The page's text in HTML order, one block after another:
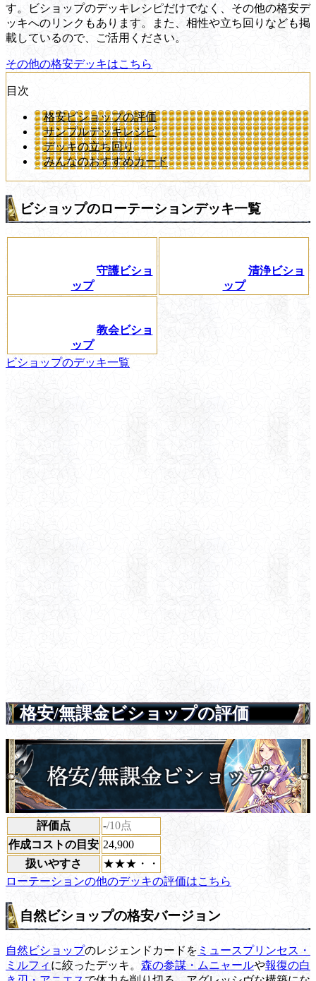
す。ビショップのデッキレシピだけでなく、その他の格安デ
ッキへのリンクもあります。また、相性や立ち回りなども掲
載しているので、ご活用ください。
その他の格安デッキはこちら
目次
格安ビショップの評価
サンプルデッキレシピ
デッキの立ち回り
みんなのおすすめカード
ビショップのローテーションデッキ一覧
守護ビショ
ップ
清浄ビショ
ップ
教会ビショ
ップ
ビショップのデッキ一覧
格安/無課金ビショップの評価
評価点 -/10点
作成コストの目安 24,900
扱いやすさ
★★★・・
ローテーションの他のデッキの評価はこちら
自然ビショップの格安バージョン
自然ビショップのレジェンドカードを ミュースプリンセス・
ミルフィ に絞ったデッキ。 森の参謀・ムニャールや報復の白